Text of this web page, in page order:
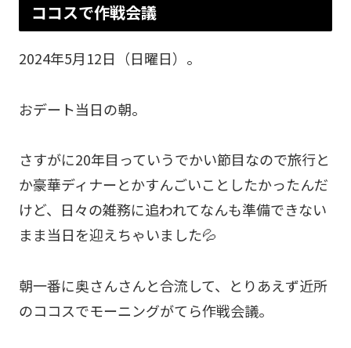
ココスで作戦会議
2024年5月12日（日曜日）。
おデート当日の朝。
さすがに20年目っていうでかい節目なので旅行と
か豪華ディナーとかすんごいことしたかったんだ
けど、日々の雑務に追われてなんも準備できない
まま当日を迎えちゃいました💦
朝一番に奥さんさんと合流して、とりあえず近所
のココスでモーニングがてら作戦会議。